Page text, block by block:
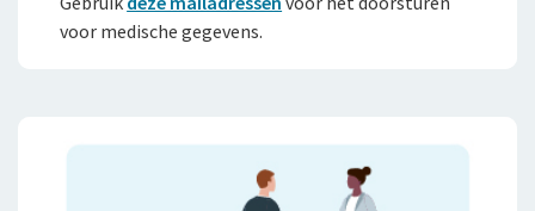
voor medische gegevens.